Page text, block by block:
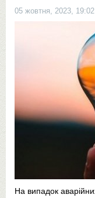
05 жовтня, 2023, 19:02
На випадок